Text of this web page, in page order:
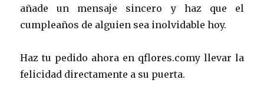
añade un mensaje sincero y haz que el
cumpleaños de alguien sea inolvidable hoy.
Haz tu pedido ahora en qflores.comy llevar la
felicidad directamente a su puerta.